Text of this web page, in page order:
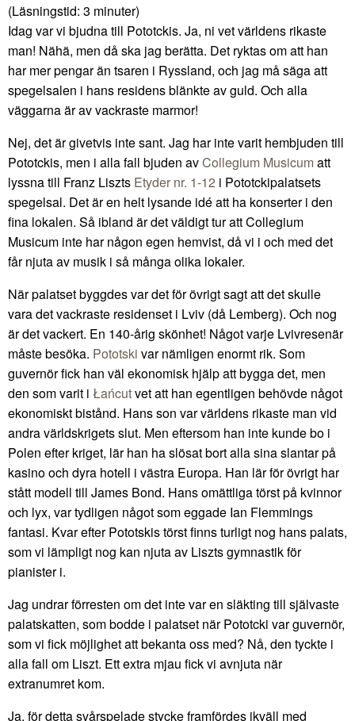
(Läsningstid: 3 minuter)
Idag var vi bjudna till Pototckis. Ja, ni vet världens rikaste
man! Nähä, men då ska jag berätta. Det ryktas om att han
har mer pengar än tsaren i Ryssland, och jag må säga att
spegelsalen i hans residens blänkte av guld. Och alla
väggarna är av vackraste marmor!
Nej, det är givetvis inte sant. Jag har inte varit hembjuden till
Pototckis, men i alla fall bjuden avCollegium Musicumatt
lyssna till Franz Liszts Etyder nr. 1-12 i Pototckipalatsets
spegelsal. Det är en helt lysande idé att ha konserter i den
fina lokalen. Så ibland är det väldigt tur att Collegium
Musicum inte har någon egen hemvist, då vi i och med det
får njuta av musik i så många olika lokaler.
När palatset byggdes var det för övrigt sagt att det skulle
vara det vackraste residenset i Lviv (då Lemberg). Och nog
är det vackert. En 140-årig skönhet! Något varje Lvivresenär
måste besöka. Pototski var nämligen enormt rik. Som
guvernör fick han väl ekonomisk hjälp att bygga det, men
den som varit i Łańcutvet att han egentligen behövde något
ekonomiskt bistånd. Hans son var världens rikaste man vid
andra världskrigets slut. Men eftersom han inte kunde bo i
Polen efter kriget, lär han ha slösat bort alla sina slantar på
kasino och dyra hotell i västra Europa. Han lär för övrigt har
stått modell till James Bond. Hans omättliga törst på kvinnor
och lyx, var tydligen något som eggade Ian Flemmings
fantasi. Kvar efter Pototskis törst finns turligt nog hans palats,
som vi lämpligt nog kan njuta av Liszts gymnastik för
pianister i.
Jag undrar förresten om det inte var en släkting till självaste
palatskatten, som bodde i palatset när Pototcki var guvernör,
som vi fick möjlighet att bekanta oss med? Nå, den tyckte i
alla fall om Liszt. Ett extra mjau fick vi avnjuta när
extranumret kom.
Ja, för detta svårspelade stycke framfördes ikväll med